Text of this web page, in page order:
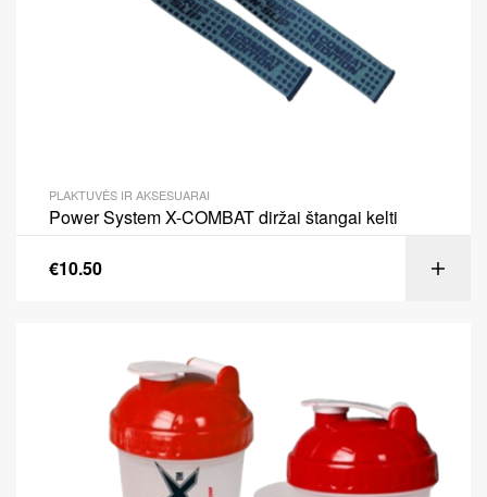
PLAKTUVĖS IR AKSESUARAI
Power System X-COMBAT diržai štangai kelti
€10.50